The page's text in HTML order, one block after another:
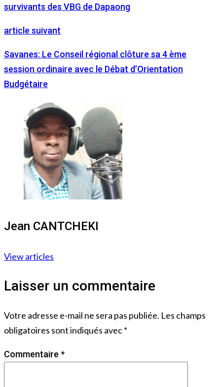
survivants des VBG de Dapaong
article suivant
Savanes: Le Conseil régional clôture sa 4 ème
session ordinaire avec le Débat d’Orientation
Budgétaire
Jean CANTCHEKI
View articles
Laisser un commentaire
Votre adresse e-mail ne sera pas publiée. Les champs
obligatoires sont indiqués avec*
Commentaire *